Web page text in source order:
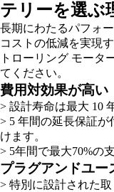
テリーを選ぶ
長期にわたるパフォ
コストの低減を実現
トローリング モータ
てください。
費用対効果が高い
> 設計寿命は最大 10
> 5 年間の延長保証
けます。
> 5年間で最大70%の
プラグアンドユー
> 特別に設計された